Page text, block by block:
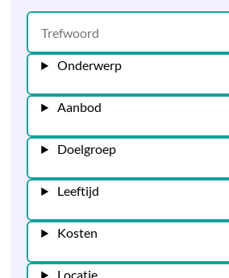
Onderwerp
Aanbod
Doelgroep
Leeftijd
Kosten
Locatie